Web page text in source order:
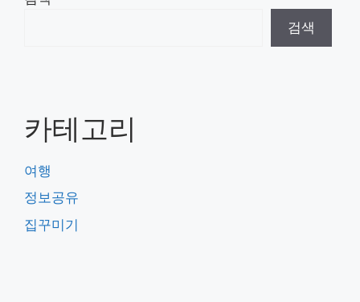
검색
카테고리
여행
정보공유
집꾸미기